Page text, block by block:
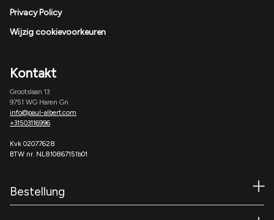
Privacy Policy
Wijzig cookievoorkeuren
Kontakt
Grootslaan 13
9751 WG Haren Gn
info@paul-albert.com
+31503116996
Kvk 02077628
BTW nr. NL810867151b01
Bestellung